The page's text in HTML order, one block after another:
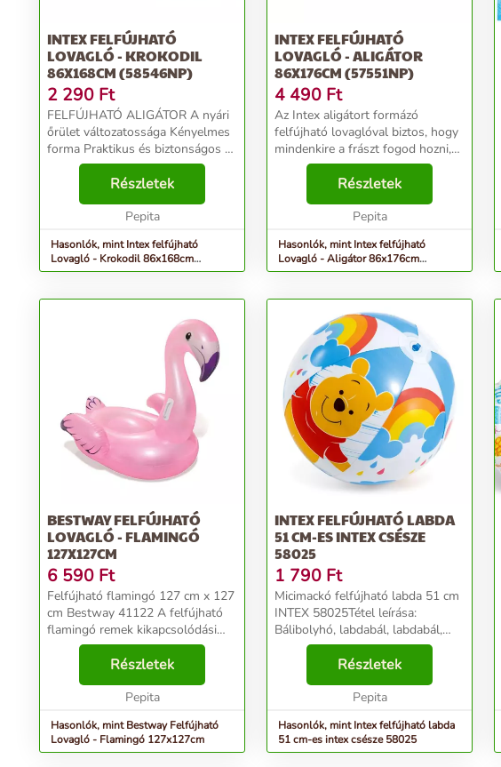
INTEX FELFÚJHATÓ
LOVAGLÓ - KROKODIL
86X168CM (58546NP)
2 290 Ft
FELFÚJHATÓ ALIGÁTOR A nyári
őrület változatossága Kényelmes
forma Praktikus és biztonságos -
erős fogantyúk Erős PVC
anyagból készült Javítófolt
mellékelve IDEÁLIS
GYEREKEKNEK A felfújható
Részletek
Pepita
Hasonlók, mint Intex felfújható
Lovagló - Krokodil 86x168cm
(58546NP)
INTEX FELFÚJHATÓ
LOVAGLÓ - ALIGÁTOR
86X176CM (57551NP)
4 490 Ft
Az Intex aligátort formázó
felfújható lovaglóval biztos, hogy
mindenkire a frászt fogod hozni,
ha a medencébe veted magad!
Igazán élethű játék a
legvagányabb gyerekeknek. Két
masszív fogantyúval is el...
Részletek
Pepita
Hasonlók, mint Intex felfújható
Lovagló - Aligátor 86x176cm
(57551NP)
BESTWAY FELFÚJHATÓ
LOVAGLÓ - FLAMINGÓ
127X127CM
6 590 Ft
Felfújható flamingó 127 cm x 127
cm Bestway 41122 A felfújható
flamingó remek kikapcsolódási
lehetőség nyáron. Gyönyörű színei
és eredeti formája biztosan
örömet szerez a legkisebbeknek,
Részletek
Pepita
Hasonlók, mint Bestway Felfújható
Lovagló - Flamingó 127x127cm
INTEX FELFÚJHATÓ LABDA
51 CM-ES INTEX CSÉSZE
58025
1 790 Ft
Micimackó felfújható labda 51 cm
INTEX 58025Tétel leírása:
Bálibolyhó, labdabál, labdabál,
labdabál, labdabál: A Micimackó
mesemotívummal ellátott
felfújható labda a gyerekeket
közös játékra ösztönzi ...
Részletek
Pepita
Hasonlók, mint Intex felfújható labda
51 cm-es intex csésze 58025